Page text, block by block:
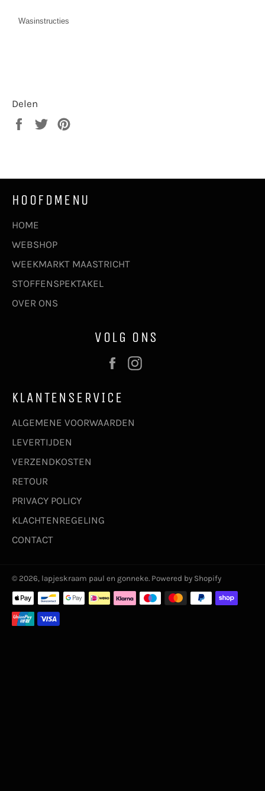
Wasinstructies
Delen
Delen
Twitteren
HOOFDMENU
HOME
WEBSHOP
WEEKMARKT MAASTRICHT
STOFFENSPEKTAKEL
OVER ONS
VOLG ONS
Facebook
KLANTENSERVICE
ALGEMENE VOORWAARDEN
LEVERTIJDEN
VERZENDKOSTEN
RETOUR
PRIVACY POLICY
KLACHTENREGELING
CONTACT
© 2026, lapjeskraam paul en gonneke. Powered by Shopify
Betaalmethoden